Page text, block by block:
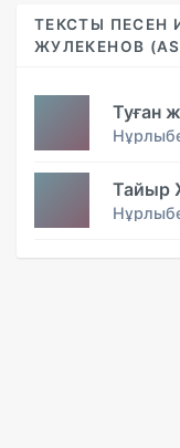
ТЕКСТЫ ПЕСЕН
ЖУЛЕКЕНОВ
Туған
Тайыр